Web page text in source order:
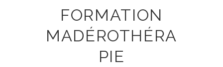
FORMATION
MADÉROTHÉRA
PIE